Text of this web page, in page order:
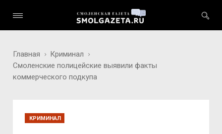
Главная
Криминал
Смоленские полицейские выявили факты
коммерческого подкупа
КРИМИНАЛ